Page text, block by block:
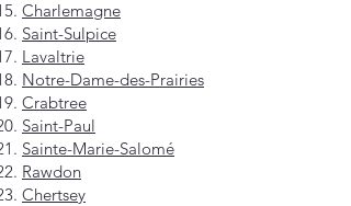
Charlemagne
Saint-Sulpice
Lavaltrie
Notre-Dame-des-Prairies
Crabtree
Saint-Paul
Sainte-Marie-Salomé
Rawdon
Chertsey